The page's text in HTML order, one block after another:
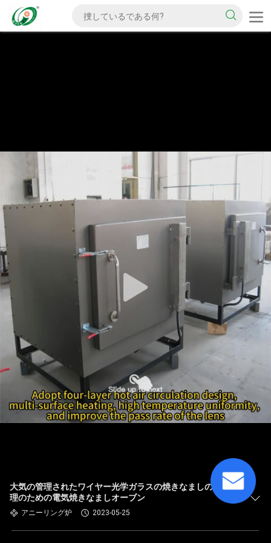
大気の管理されたワイヤー光学ガラスの焼きなましの熱処
理のための電気焼きなましオーブン
アニーリング炉 2023-05-25